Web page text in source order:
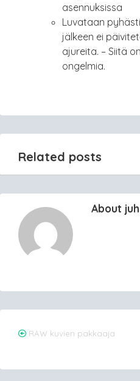
asennuksissa
Luvataan
jälkeen ei
ajureita. – Siitä
ongelmia.
Related posts
About
Post
RAW kuvien pakkaaja